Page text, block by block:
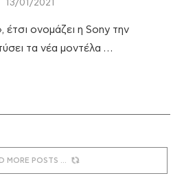
13/01/2021
έτσι ονομάζει η Sony την
τα νέα μοντέλα …
MORE POSTS